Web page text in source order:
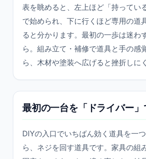
表を眺めると、左上ほど「持ってい
で始められ、下に行くほど専用の道
ると分かります。最初の一歩は迷わ
ら。組み立て・補修で道具と手の感
ら、木材や塗装へ広げると挫折しに
最初の一台を「ドライバー
DIYの入口でいちばん効く道具を一
ら、ネジを回す道具です。家具の組